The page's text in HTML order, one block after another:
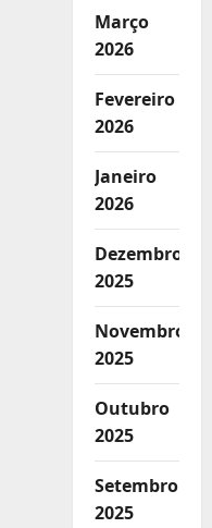
Março
2026
Fevereiro
2026
Janeiro
2026
Dezembro
2025
Novembro
2025
Outubro
2025
Setembro
2025